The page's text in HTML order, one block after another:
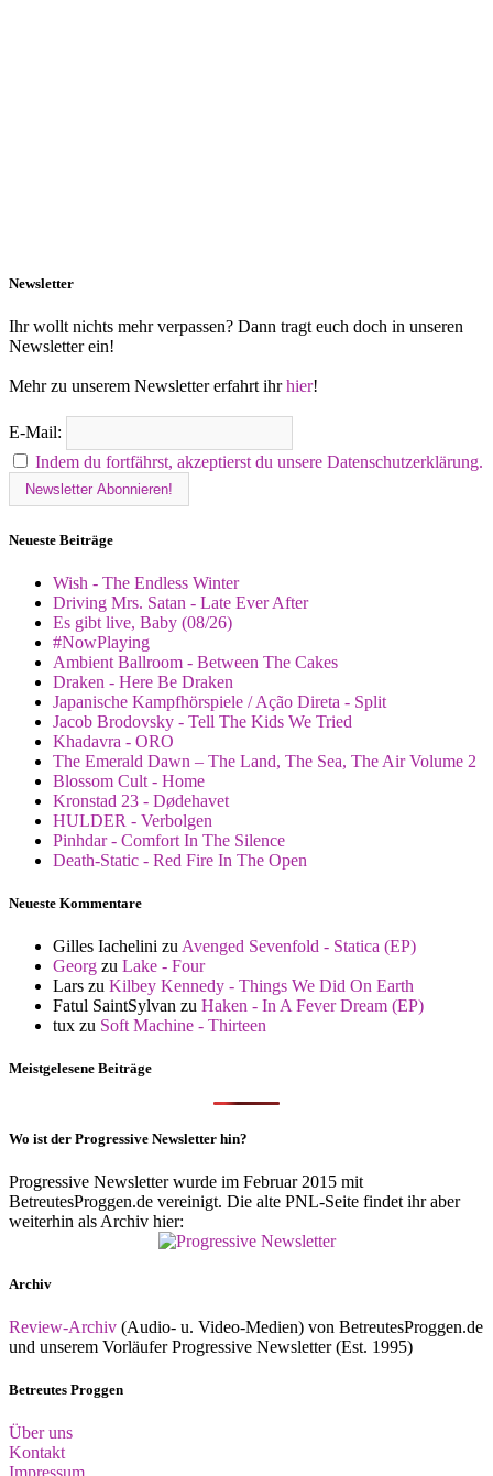
Newsletter
Ihr wollt nichts mehr verpassen? Dann tragt euch doch in unseren
Newsletter ein!
Mehr zu unserem Newsletter erfahrt ihrhier!
E-Mail:
Indem du fortfährst, akzeptierst du unsere Datenschutzerklärung.
Neueste Beiträge
Wish - The Endless Winter
Driving Mrs. Satan - Late Ever After
Es gibt live, Baby (08/26)
#NowPlaying
Ambient Ballroom - Between The Cakes
Draken - Here Be Draken
Japanische Kampfhörspiele / Ação Direta - Split
Jacob Brodovsky - Tell The Kids We Tried
Khadavra - ORO
The Emerald Dawn – The Land, The Sea, The Air Volume 2
Blossom Cult - Home
Kronstad 23 - Dødehavet
HULDER - Verbolgen
Pinhdar - Comfort In The Silence
Death-Static - Red Fire In The Open
Neueste Kommentare
Gilles Iachelini zu Avenged Sevenfold - Statica (EP)
Georg zu Lake - Four
Lars zu Kilbey Kennedy - Things We Did On Earth
Fatul SaintSylvan zu Haken - In A Fever Dream (EP)
tux zu Soft Machine - Thirteen
Meistgelesene Beiträge
Wo ist der Progressive Newsletter hin?
Progressive Newsletter wurde im Februar 2015 mit
BetreutesProggen.de vereinigt. Die alte PNL-Seite findet ihr aber
weiterhin als Archiv hier:
Archiv
Review-Archiv (Audio- u. Video-Medien) von BetreutesProggen.de
und unserem Vorläufer Progressive Newsletter (Est. 1995)
Betreutes Proggen
Über uns
Kontakt